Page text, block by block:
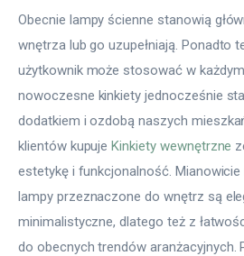
Obecnie lampy ścienne stanowią
wnętrza lub go uzupełniają. Ponadto
użytkownik może stosować w
nowoczesne kinkiety jednocześnie
dodatkiem i ozdobą naszych
klientów kupuje Kinkiety wewnętrzne
estetykę i funkcjonalność.
lampy przeznaczone do wnętrz są
minimalistyczne, dlatego też z
do obecnych trendów aranżacyjnych.